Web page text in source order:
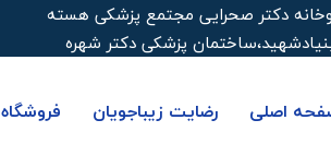
دکتر صحرایی مجتمع پزشکی هسته
اصلی رضایت زیباجویان فروشگاه